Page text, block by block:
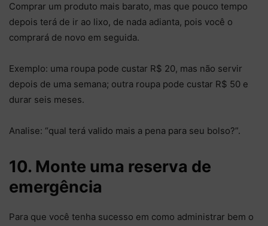
Comprar um produto mais barato, mas que pouco tempo
depois terá de ir ao lixo, de nada adianta, pois você o
comprará de novo em seguida.
Exemplo: uma roupa pode custar R$ 20, mas não servir
depois de uma semana; outra roupa pode custar R$ 50 e
durar seis meses.
Analise: “qual terá valido mais a pena para seu bolso?”.
10. Monte uma reserva de
emergência
Para que você tenha sucesso em como administrar bem o